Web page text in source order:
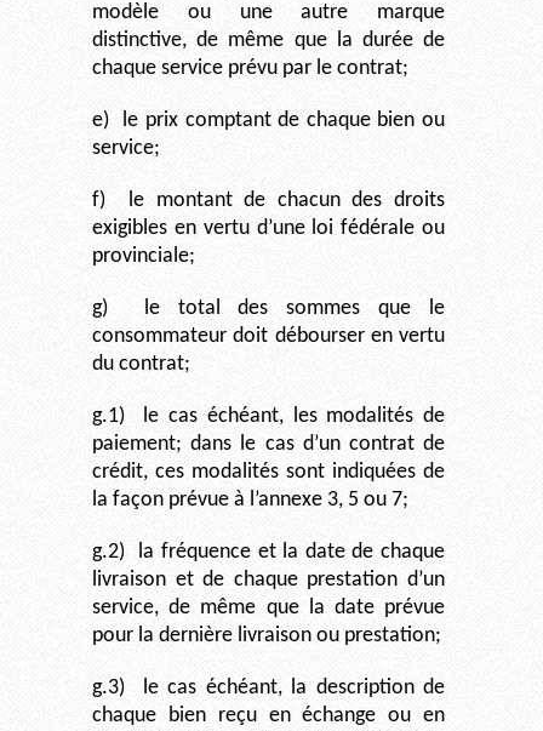
modèle ou une autre marque
distinctive, de même que la durée de
chaque service prévu par le contrat;
e)
le prix comptant de chaque bien ou
service;
f)
le montant de chacun des droits
exigibles en vertu d’une loi fédérale ou
provinciale;
g)
le total des sommes que le
consommateur doit débourser en vertu
du contrat;
g.1)
le cas échéant, les modalités de
paiement; dans le cas d’un contrat de
crédit, ces modalités sont indiquées de
la façon prévue à l’annexe 3, 5 ou 7;
g.2)
la fréquence et la date de chaque
livraison et de chaque prestation d’un
service, de même que la date prévue
pour la dernière livraison ou prestation;
g.3)
le cas échéant, la description de
chaque bien reçu en échange ou en